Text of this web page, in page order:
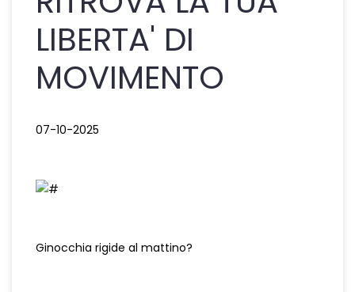
LIBERTA' DI
MOVIMENTO
07-10-2025
Ginocchia rigide al mattino?